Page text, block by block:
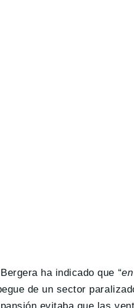
ha indicado que “
de un sector